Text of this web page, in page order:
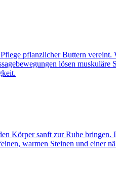
pflanzlicher Buttern
lösen
Körper sanft zur Ruhe
warmen Steinen und einer